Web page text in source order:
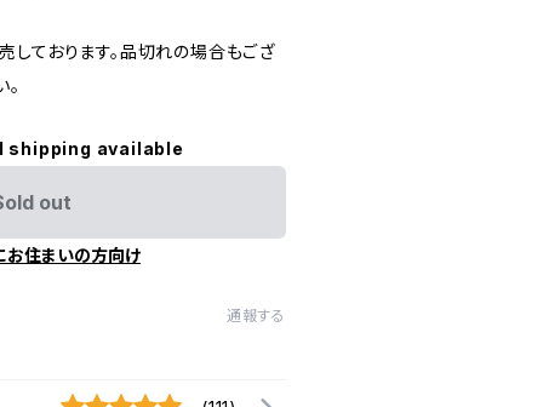
ております。品切れの場合もござ
shipping available
out
お住まいの方向け
通報する